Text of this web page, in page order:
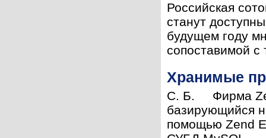
Российская
станут
будущем году
сопоставимой с
Хранимые
С. Б. Фирма
базирующийся
помощью Zend